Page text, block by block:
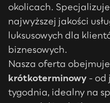
okolicach.
najwyższej jakości
luksusowych dla
biznesowych.
Nasza oferta obejmuje
krótkoterminowy - od
tygodnia, idealny na